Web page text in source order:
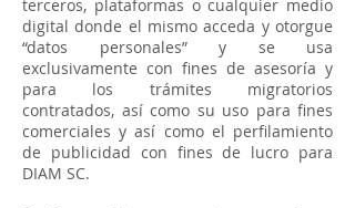
terceros, plataformas o cualquier medio
digital donde el mismo acceda y otorgue
“datos personales” y se usa
exclusivamente con fines de asesoría y
para los trámites migratorios
contratados, así como su uso para fines
comerciales y así como el perfilamiento
de publicidad con fines de lucro para
DIAM SC.